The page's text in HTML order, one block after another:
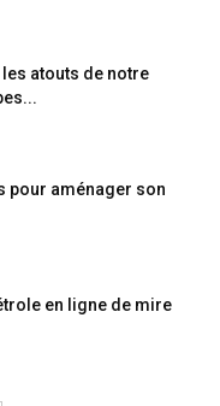
atouts de notre
pour aménager son
en ligne de mire